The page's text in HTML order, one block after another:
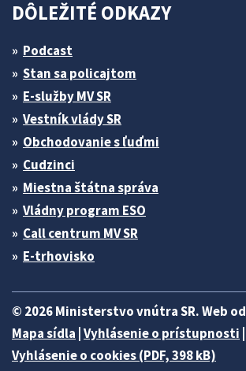
DÔLEŽITÉ ODKAZY
Podcast
Stan sa policajtom
E-služby MV SR
Vestník vlády SR
Obchodovanie s ľuďmi
Cudzinci
Miestna štátna správa
Vládny program ESO
Call centrum MV SR
E-trhovisko
© 2026 Ministerstvo vnútra SR. Web od
Mapa sídla Vyhlásenie o prístupnosti
Vyhlásenie o cookies (PDF, 398 kB)